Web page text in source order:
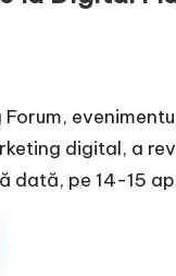
digital, a
dată, pe 14-15